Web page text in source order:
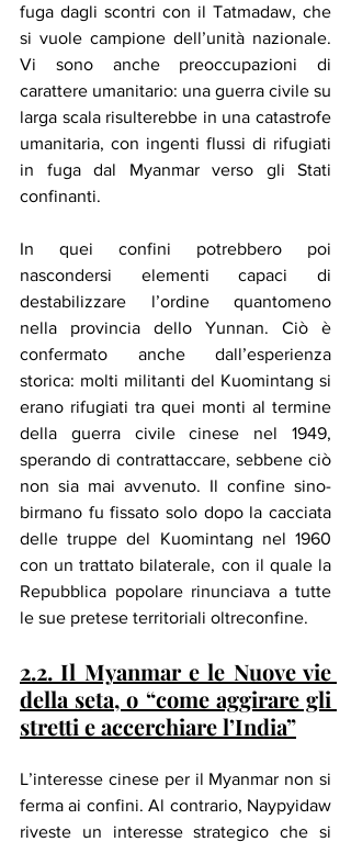
fuga dagli scontri con il Tatmadaw, che
si vuole campione dell’unità nazionale.
Vi sono anche preoccupazioni di
carattere umanitario: una guerra civile su
larga scala risulterebbe in una catastrofe
umanitaria, con ingenti flussi di rifugiati
in fuga dal Myanmar verso gli Stati
confinanti.
In quei confini potrebbero poi
nascondersi elementi capaci di
destabilizzare l’ordine quantomeno
nella provincia dello Yunnan. Ciò è
confermato anche dall’esperienza
storica: molti militanti del Kuomintang si
erano rifugiati tra quei monti al termine
della guerra civile cinese nel 1949,
sperando di contrattaccare, sebbene ciò
non sia mai avvenuto. Il confine sino-
birmano fu fissato solo dopo la cacciata
delle truppe del Kuomintang nel 1960
con un trattato bilaterale, con il quale la
Repubblica popolare rinunciava a tutte
le sue pretese territoriali oltreconfine.
2.2. Il Myanmar e le Nuove vie
della seta, o “come aggirare gli
stretti e accerchiare l’India”
L’interesse cinese per il Myanmar non si
ferma ai confini. Al contrario, Naypyidaw
riveste un interesse strategico che si